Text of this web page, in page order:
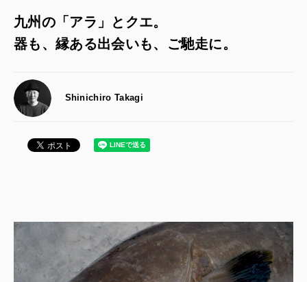
九州の「アラ」とクエ。
器も、縁ある出会いも、ご馳走に。
Shinichiro Takagi